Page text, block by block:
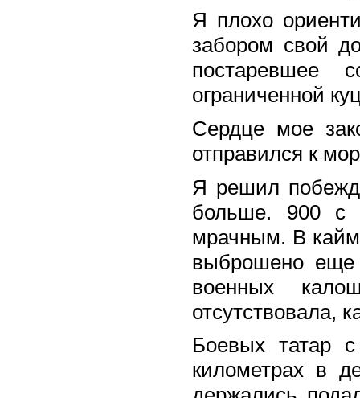
Я плохо
забором свой
постаревшее
ограниченной
Сердце мое
отправился к
Я решил
больше. 900 с
мрачным. В
выброшено еще
военных
отсутствовала,
Боевых татар
километрах в